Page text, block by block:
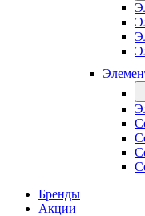
Бренды
Акции